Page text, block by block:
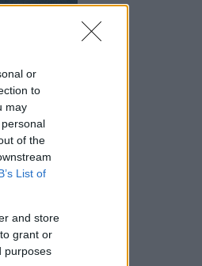
or
to
may
of the
List of
and store
grant or
purposes